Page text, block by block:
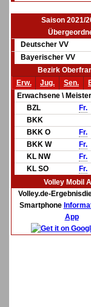
Saison 2021/
Deutscher VV
Bayerischer VV
Bezirk
Erw.
Jug. Sen.
Erwachsene \
BZL
Fr.
BKK
BKK O
Fr.
BKK W
Fr.
KL NW
Fr.
KL SO
Fr.
Volley Mobil
Volley.de-
Smartphone
App